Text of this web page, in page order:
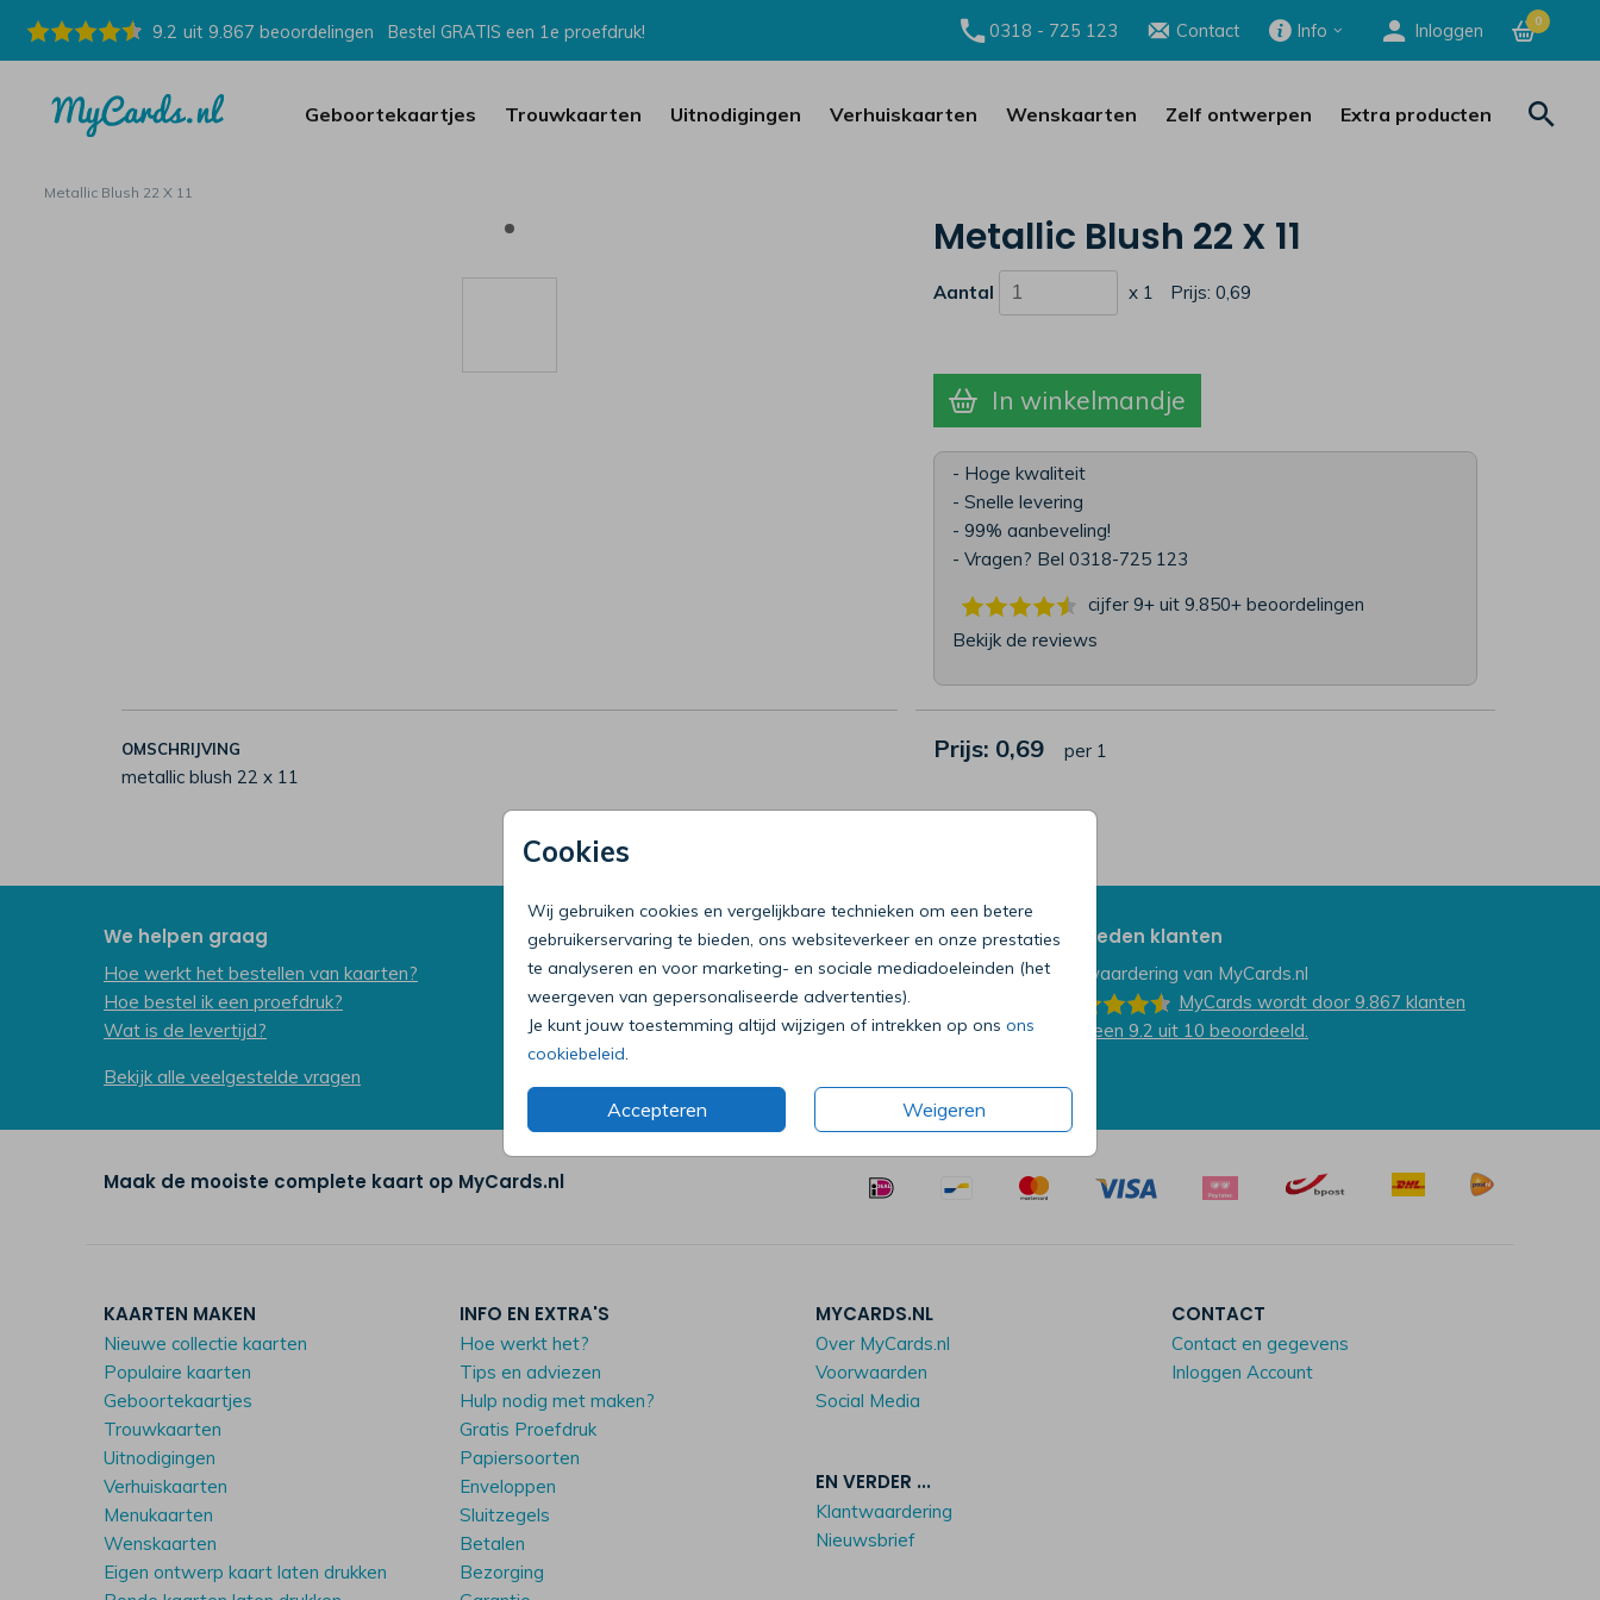
9.2 uit 9.867 beoordelingen Bestel GRATIS een 1e proefdruk! 0318 - 725 123 Contact Info Inloggen 0
Geboortekaartjes Trouwkaarten Uitnodigingen Verhuiskaarten Wenskaarten Zelf ontwerpen Extra producten
Cookies
Wij gebruiken cookies en vergelijkbare technieken om een betere
gebruikerservaring te bieden, ons websiteverkeer en onze prestaties
te analyseren en voor marketing- en sociale mediadoeleinden (het
weergeven van gepersonaliseerde advertenties).
Je kunt jouw toestemming altijd wijzigen of intrekken op ons ons
cookiebeleid.
Accepteren Weigeren
Metallic Blush 22 X 11
Metallic Blush 22 X 11
Aantal x 1 Prijs:0,69
In winkelmandje
- Hoge kwaliteit
- Snelle levering
- 99% aanbeveling!
- Vragen? Bel 0318-725 123
cijfer 9+ uit 9.850+beoordelingen
Bekijk de reviews
OMSCHRIJVING
metallic blush 22 x 11
Prijs: 0,69 per 1
We helpen graag
Hoe werkt het bestellen van kaarten?
Hoe bestel ik een proefdruk?
Wat is de levertijd?
Bekijk alle veelgestelde vragen
Bel onze klantenservice
0318 - 72 51 23
Op werkdagen van 09:00 tot 18:00 uur
Mailen mag ook:klantenservice@mycards.nl
Tevreden klanten
De waardering van MyCards.nl
MyCards wordt door 9.867 klanten
met een 9.2 uit 10 beoordeeld.
Maak de mooiste complete kaart op MyCards.nl
KAARTEN MAKEN
Nieuwe collectie kaarten
Populaire kaarten
Geboortekaartjes
Trouwkaarten
Uitnodigingen
Verhuiskaarten
Menukaarten
Wenskaarten
Eigen ontwerp kaart laten drukken
INFO EN EXTRA'S
Hoe werkt het?
Tips en adviezen
Hulp nodig met maken?
Gratis Proefdruk
Papiersoorten
Enveloppen
Sluitzegels
Betalen
Bezorging
MYCARDS.NL
Over MyCards.nl
Voorwaarden
Social Media
EN VERDER ...
Klantwaardering
Nieuwsbrief
CONTACT
Contact en gegevens
Inloggen Account